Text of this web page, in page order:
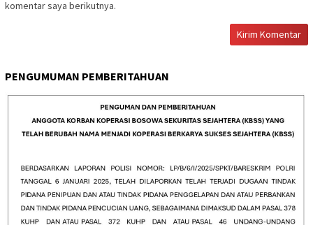
komentar saya berikutnya.
PENGUMUMAN PEMBERITAHUAN